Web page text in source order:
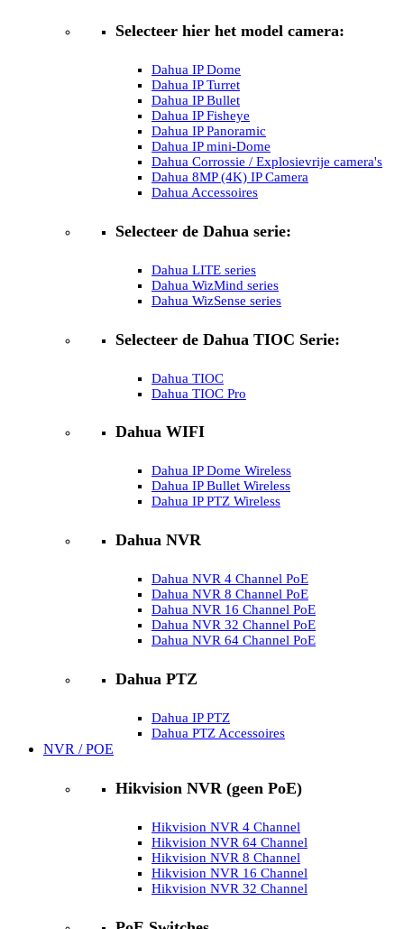
Selecteer hier het model camera:
Dahua IP Dome
Dahua IP Turret
Dahua IP Bullet
Dahua IP Fisheye
Dahua IP Panoramic
Dahua IP mini-Dome
Dahua Corrossie / Explosievrije camera's
Dahua 8MP (4K) IP Camera
Dahua Accessoires
Selecteer de Dahua serie:
Dahua LITE series
Dahua WizMind series
Dahua WizSense series
Selecteer de Dahua TIOC Serie:
Dahua TIOC
Dahua TIOC Pro
Dahua WIFI
Dahua IP Dome Wireless
Dahua IP Bullet Wireless
Dahua IP PTZ Wireless
Dahua NVR
Dahua NVR 4 Channel PoE
Dahua NVR 8 Channel PoE
Dahua NVR 16 Channel PoE
Dahua NVR 32 Channel PoE
Dahua NVR 64 Channel PoE
Dahua PTZ
Dahua IP PTZ
Dahua PTZ Accessoires
NVR / POE
Hikvision NVR (geen PoE)
Hikvision NVR 4 Channel
Hikvision NVR 64 Channel
Hikvision NVR 8 Channel
Hikvision NVR 16 Channel
Hikvision NVR 32 Channel